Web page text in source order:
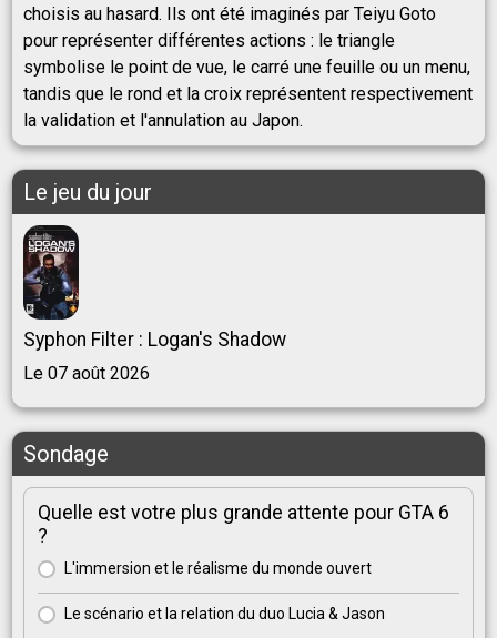
choisis au hasard. Ils ont été imaginés par Teiyu Goto
pour représenter différentes actions : le triangle
symbolise le point de vue, le carré une feuille ou un menu,
tandis que le rond et la croix représentent respectivement
la validation et l'annulation au Japon.
Le jeu du jour
Syphon Filter : Logan's Shadow
Le 07 août 2026
Sondage
Quelle est votre plus grande attente pour GTA 6
?
L'immersion et le réalisme du monde ouvert
Le scénario et la relation du duo Lucia & Jason